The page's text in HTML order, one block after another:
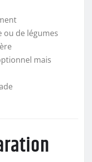
ou de légumes
mais